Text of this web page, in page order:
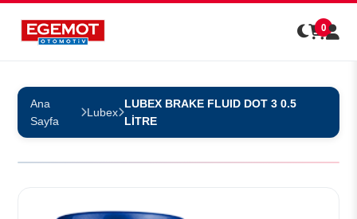
0
Ana
Sayfa
Lubex
LUBEX BRAKE FLUID DOT 3 0.5
LİTRE